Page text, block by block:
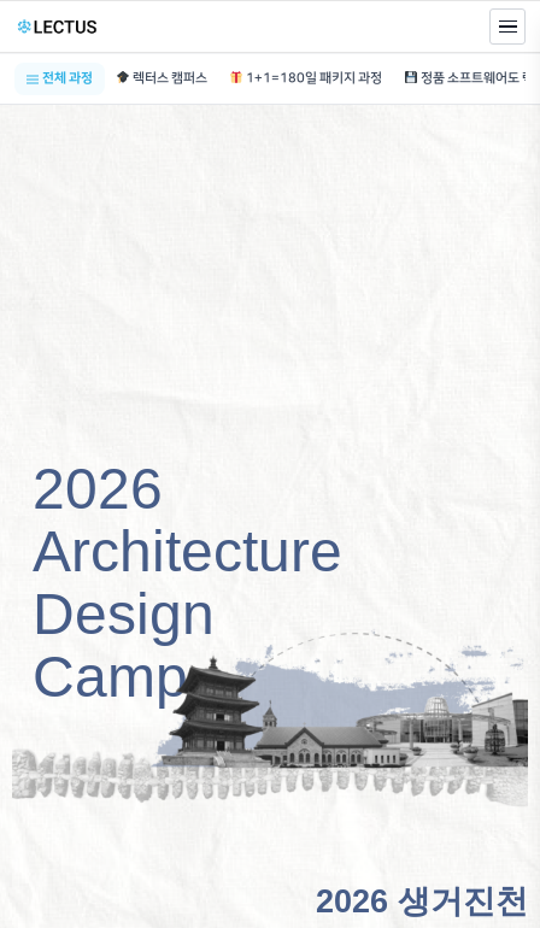
전체 과정 렉터스 캠퍼스 1+1=180일 패키지 과정
2026
Architecture
Design
Camp
2026 생거진천